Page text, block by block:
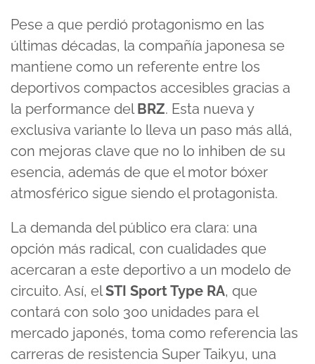
Pese a que perdió protagonismo en las
últimas décadas, la compañía japonesa se
mantiene como un referente entre los
deportivos compactos accesibles gracias a
la performance delBRZ. Esta nueva y
exclusiva variante lo lleva un paso más allá,
con mejoras clave que no lo inhiben de su
esencia, además de que el motor bóxer
atmosférico sigue siendo el protagonista.
La demanda del público era clara: una
opción más radical, con cualidades que
acercaran a este deportivo a un modelo de
circuito. Así, elSTI Sport Type RA, que
contará con solo 300 unidades para el
mercado japonés, toma como referencia las
carreras de resistencia Super Taikyu, una